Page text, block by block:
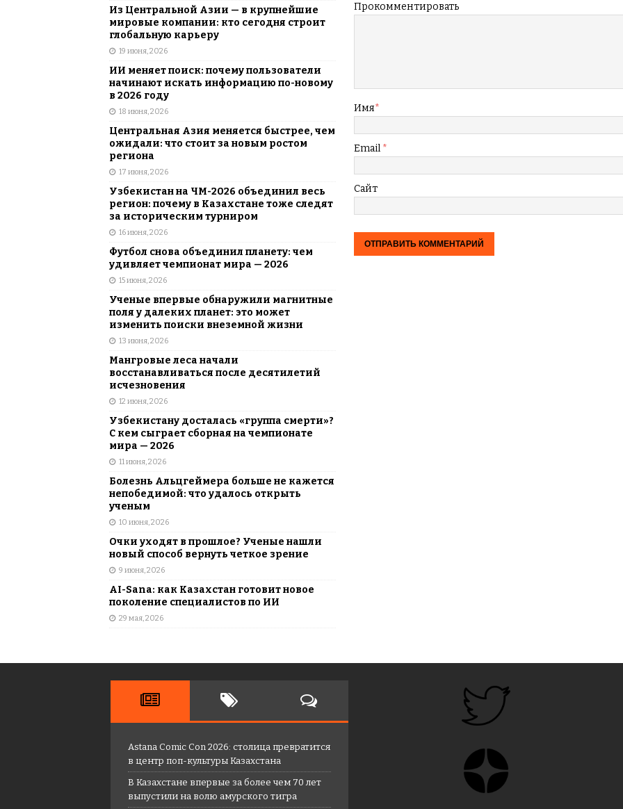
Прокомментировать
Имя*
Email *
Сайт
Из Центральной Азии — в крупнейшие
мировые компании: кто сегодня строит
глобальную карьеру
19 июня, 2026
ИИ меняет поиск: почему пользователи
начинают искать информацию по-новому
в 2026 году
18 июня, 2026
Центральная Азия меняется быстрее, чем
ожидали: что стоит за новым ростом
региона
17 июня, 2026
Узбекистан на ЧМ-2026 объединил весь
регион: почему в Казахстане тоже следят
за историческим турниром
16 июня, 2026
Футбол снова объединил планету: чем
удивляет чемпионат мира — 2026
15 июня, 2026
Ученые впервые обнаружили магнитные
поля у далеких планет: это может
изменить поиски внеземной жизни
13 июня, 2026
Мангровые леса начали
восстанавливаться после десятилетий
исчезновения
12 июня, 2026
Узбекистану досталась «группа смерти»?
С кем сыграет сборная на чемпионате
мира — 2026
11 июня, 2026
Болезнь Альцгеймера больше не кажется
непобедимой: что удалось открыть
ученым
10 июня, 2026
Очки уходят в прошлое? Ученые нашли
новый способ вернуть четкое зрение
9 июня, 2026
AI-Sana: как Казахстан готовит новое
поколение специалистов по ИИ
29 мая, 2026
Astana Comic Con 2026: столица превратится
в центр поп-культуры Казахстана
В Казахстане впервые за более чем 70 лет
выпустили на волю амурского тигра